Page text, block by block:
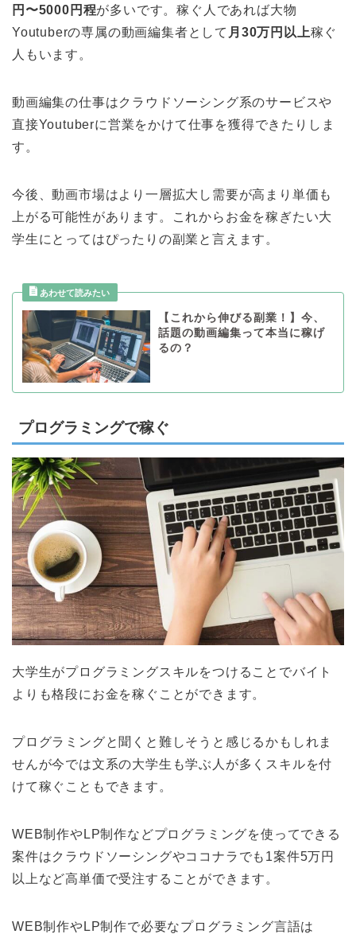
円〜5000円程が多いです。稼ぐ人であれば大物
Youtuberの専属の動画編集者として 月30万円以上稼ぐ
人もいます。
動画編集の仕事はクラウドソーシング系のサービスや
直接Youtuberに営業をかけて仕事を獲得できたりしま
す。
今後、動画市場はより一層拡大し需要が高まり単価も
上がる可能性があります。これからお金を稼ぎたい大
学生にとってはぴったりの副業と言えます。
【これから伸びる副業！】今、
話題の動画編集って本当に稼げ
るの？
プログラミングで稼ぐ
大学生がプログラミングスキルをつけることでバイト
よりも格段にお金を稼ぐことができます。
プログラミングと聞くと難しそうと感じるかもしれま
せんが今では文系の大学生も学ぶ人が多くスキルを付
けて稼ぐこともできます。
WEB制作やLP制作などプログラミングを使ってできる
案件はクラウドソーシングやココナラでも1案件5万円
以上など高単価で受注することができます。
WEB制作やLP制作で必要なプログラミング言語は